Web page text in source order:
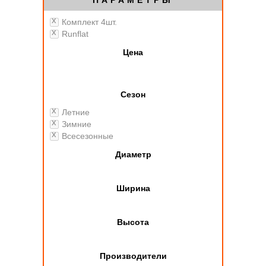
Комплект 4шт.
Runflat
Цена
Сезон
Летние
Зимние
Всесезонные
Диаметр
Ширина
Высота
Производители